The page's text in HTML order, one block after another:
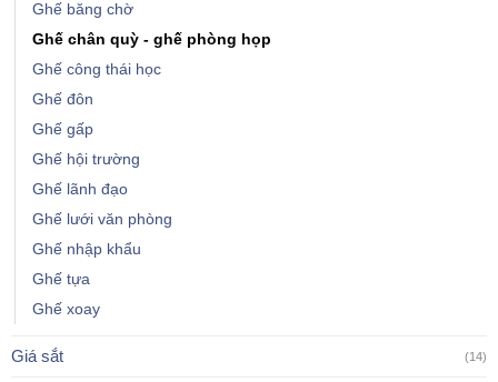
Ghế băng chờ
Ghế chân quỳ - ghế phòng họp
Ghế công thái học
Ghế đôn
Ghế gấp
Ghế hội trường
Ghế lãnh đạo
Ghế lưới văn phòng
Ghế nhập khẩu
Ghế tựa
Ghế xoay
Giá sắt (14)